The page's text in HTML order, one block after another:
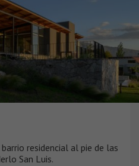
residencial al pie de las
San Luis.